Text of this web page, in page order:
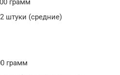
грамм
штуки (средние)
грамм